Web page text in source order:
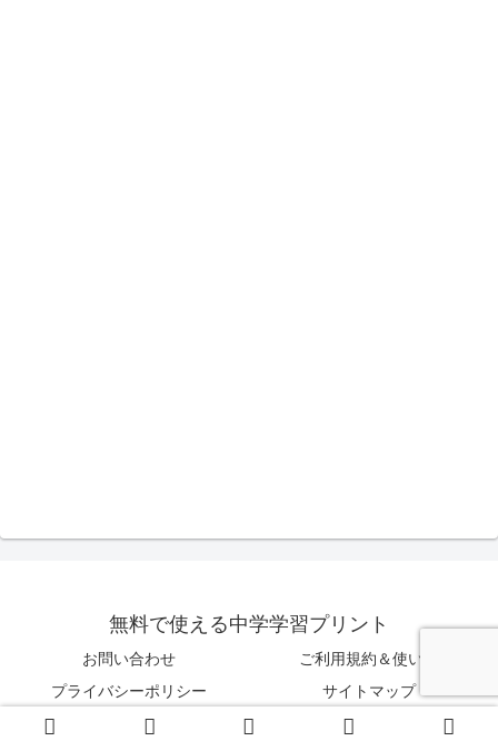
無料で使える中学学習プリント
お問い合わせ
ご利用規約＆使い方
プライバシーポリシー
サイトマップ
© 2016-2026 無料で使える中学学習プリント.